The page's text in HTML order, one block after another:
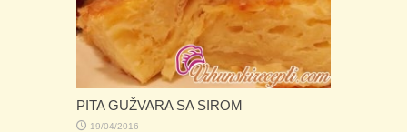
PITA GUŽVARA SA SIROM
19/04/2016